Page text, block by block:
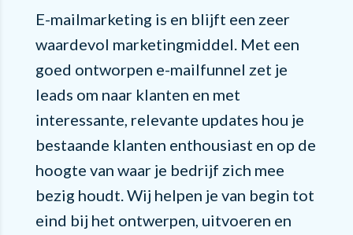
E-mailmarketing is en blijft een zeer
waardevol marketingmiddel. Met een
goed ontworpen e-mailfunnel zet je
leads om naar klanten en met
interessante, relevante updates hou je
bestaande klanten enthousiast en op de
hoogte van waar je bedrijf zich mee
bezig houdt. Wij helpen je van begin tot
eind bij het ontwerpen, uitvoeren en